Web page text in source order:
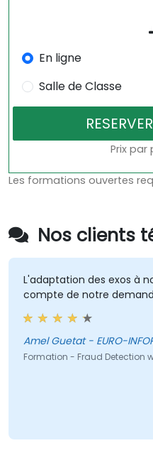
En ligne
Salle de Classe
Prix
Les formations ouvertes
Nos clients
L'adaptation des exos à
compte de notre demande
Amel Guetat - EURO-
Formation - Fraud Detection with